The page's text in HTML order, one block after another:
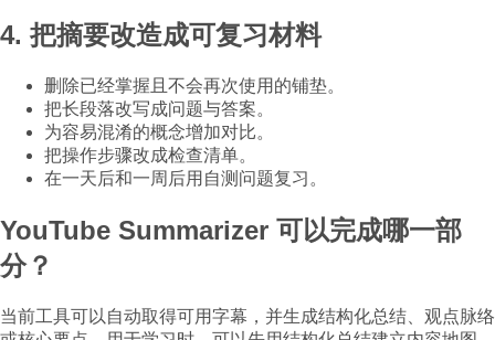
4. 把摘要改造成可复习材料
删除已经掌握且不会再次使用的铺垫。
把长段落改写成问题与答案。
为容易混淆的概念增加对比。
把操作步骤改成检查清单。
在一天后和一周后用自测问题复习。
YouTube Summarizer 可以完成哪一部
分？
当前工具可以自动取得可用字幕，并生成结构化总结、观点脉络